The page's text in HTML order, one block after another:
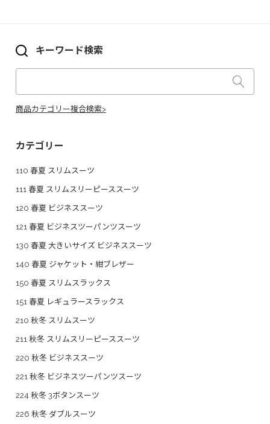
キーワード検索
商品カテゴリー複合検索>
カテゴリー
110 春夏 スリムスーツ
111 春夏 スリムスリーピーススーツ
120 春夏 ビジネススーツ
121 春夏 ビジネスツーパンツスーツ
130 春夏 大きいサイズ ビジネススーツ
140 春夏 ジャケット・紺ブレザー
150 春夏 スリムスラックス
151 春夏 レギュラースラックス
210 秋冬 スリムスーツ
211 秋冬 スリムスリーピーススーツ
220 秋冬 ビジネススーツ
221 秋冬 ビジネスツーパンツスーツ
224 秋冬 3ボタンスーツ
226 秋冬 ダブルスーツ